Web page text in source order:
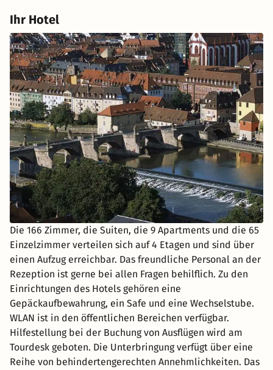
Ihr Hotel
Die 166 Zimmer, die Suiten, die 9 Apartments und die 65
Einzelzimmer verteilen sich auf 4 Etagen und sind über
einen Aufzug erreichbar. Das freundliche Personal an der
Rezeption ist gerne bei allen Fragen behilflich. Zu den
Einrichtungen des Hotels gehören eine
Gepäckaufbewahrung, ein Safe und eine Wechselstube.
WLAN ist in den öffentlichen Bereichen verfügbar.
Hilfestellung bei der Buchung von Ausflügen wird am
Tourdesk geboten. Die Unterbringung verfügt über eine
Reihe von behindertengerechten Annehmlichkeiten. Das